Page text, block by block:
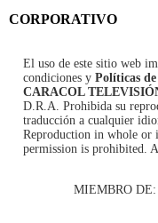
CORPORATIVO
El uso de este sitio web
condiciones y Políticas
CARACOL
D.R.A. Prohibida su
traducción a cualquier
Reproduction in whole
permission is prohibited.
MIEMBRO DE: